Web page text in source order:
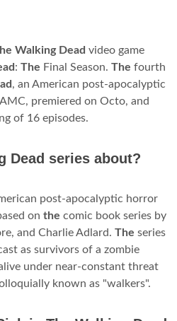
Walking Dead video game
: The Final Season. The fourth
, an American post-apocalyptic
premiered on Octo, and
of 16 episodes.
Dead series about?
post-apocalyptic horror
on the comic book series by
and Charlie Adlard. The series
as survivors of a zombie
under near-constant threat
known as "walkers".